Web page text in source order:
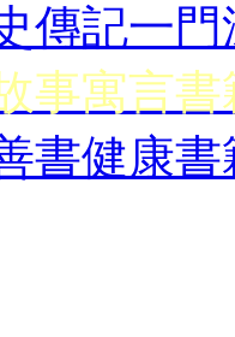
傳記一門
事寓言書
書健康書